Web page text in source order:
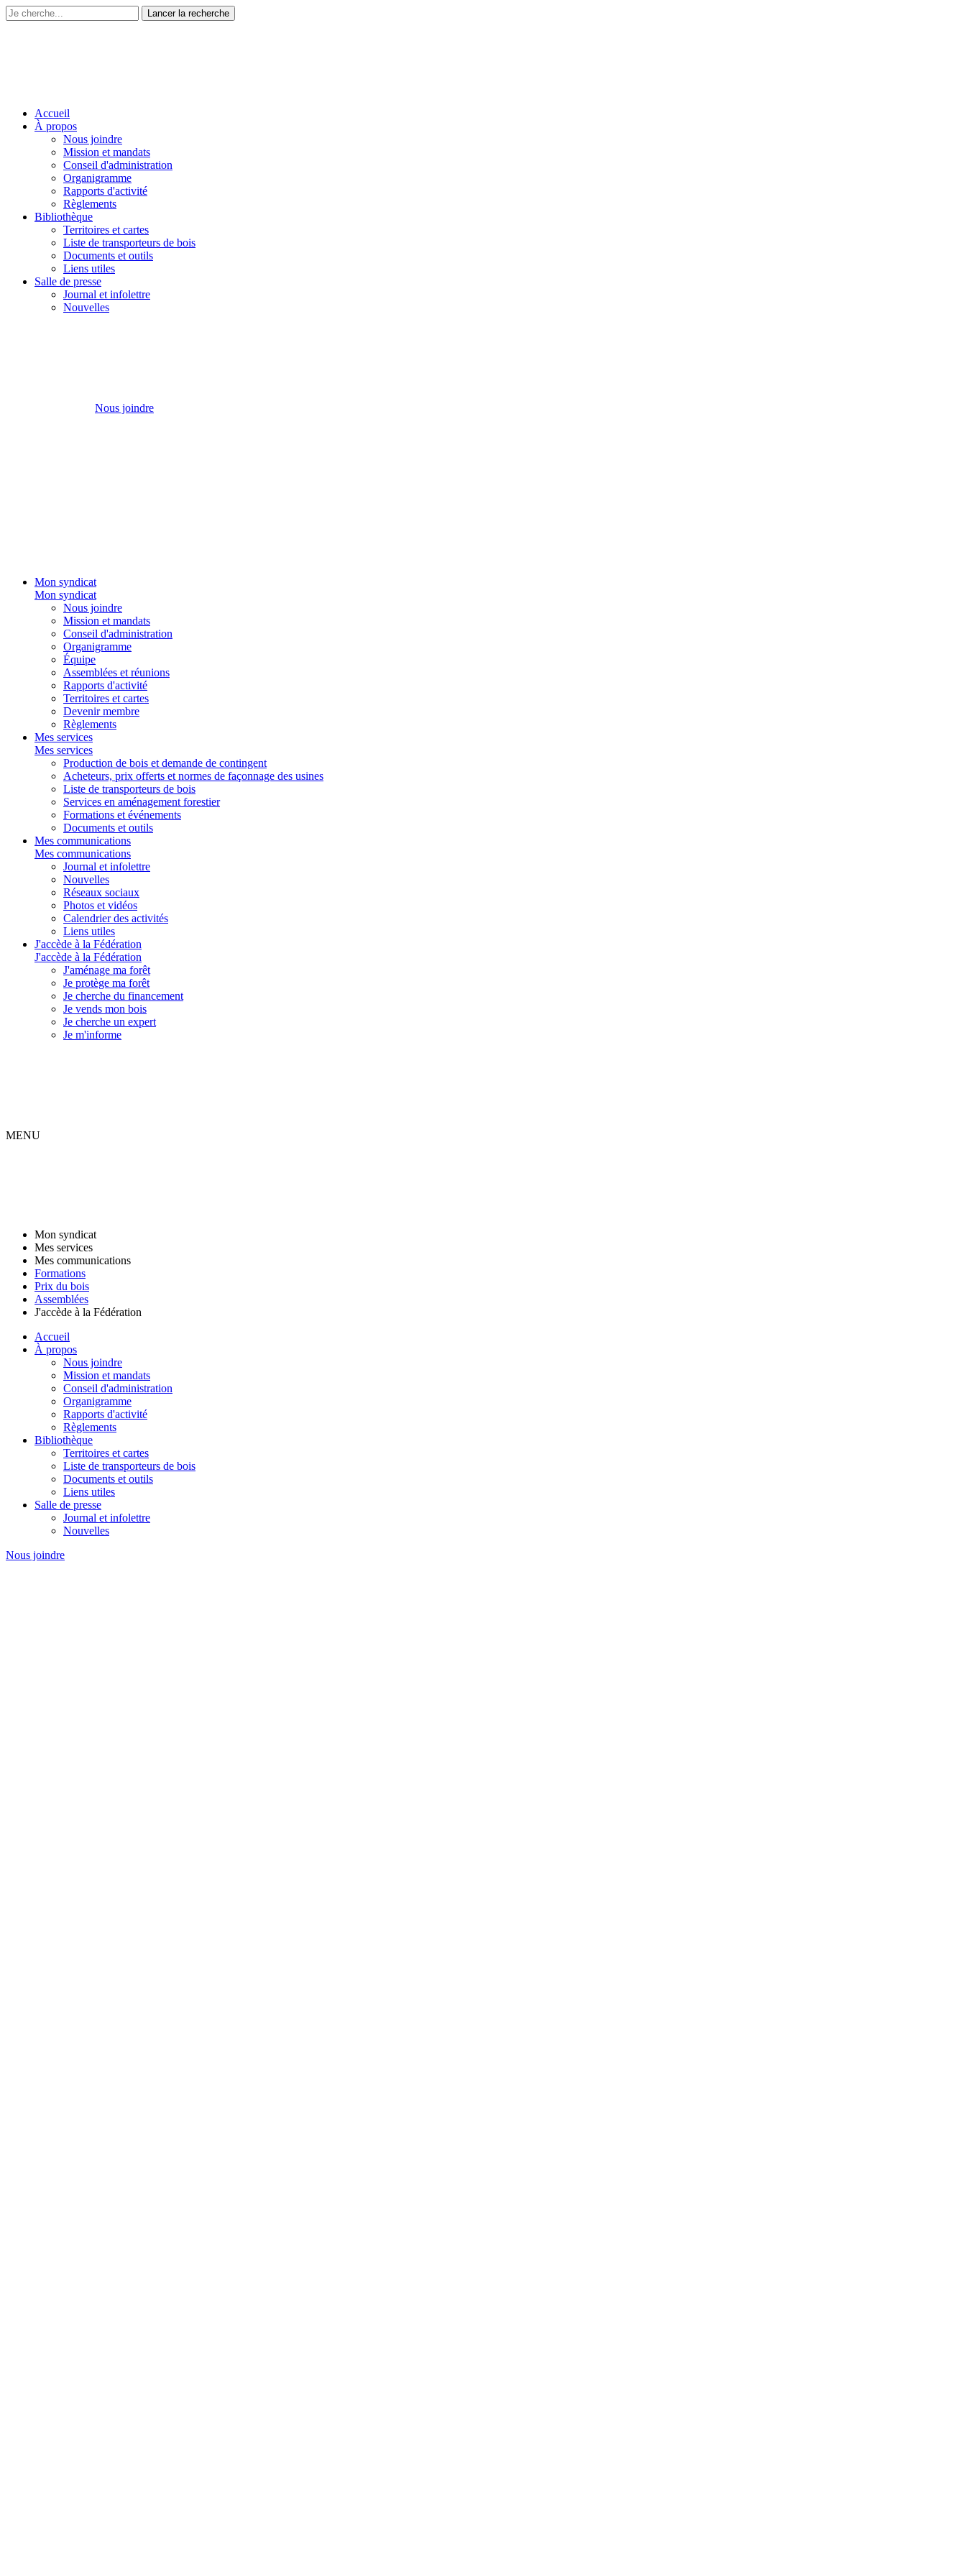
Accueil
À propos
Nous joindre
Mission et mandats
Conseil d'administration
Organigramme
Rapports d'activité
Règlements
Bibliothèque
Territoires et cartes
Liste de transporteurs de bois
Documents et outils
Liens utiles
Salle de presse
Journal et infolettre
Nouvelles
Nous joindre
Mon syndicat
Mon syndicat
Nous joindre
Mission et mandats
Conseil d'administration
Organigramme
Équipe
Assemblées et réunions
Rapports d'activité
Territoires et cartes
Devenir membre
Règlements
Mes services
Mes services
Production de bois et demande de contingent
Acheteurs, prix offerts et normes de façonnage des usines
Liste de transporteurs de bois
Services en aménagement forestier
Formations et événements
Documents et outils
Mes communications
Mes communications
Journal et infolettre
Nouvelles
Réseaux sociaux
Photos et vidéos
Calendrier des activités
Liens utiles
J'accède à la Fédération
J'accède à la Fédération
J'aménage ma forêt
Je protège ma forêt
Je cherche du financement
Je vends mon bois
Je cherche un expert
Je m'informe
MENU
Mon syndicat
Mes services
Mes communications
Formations
Prix du bois
Assemblées
J'accède à la Fédération
Accueil
À propos
Nous joindre
Mission et mandats
Conseil d'administration
Organigramme
Rapports d'activité
Règlements
Bibliothèque
Territoires et cartes
Liste de transporteurs de bois
Documents et outils
Liens utiles
Salle de presse
Journal et infolettre
Nouvelles
Nous joindre